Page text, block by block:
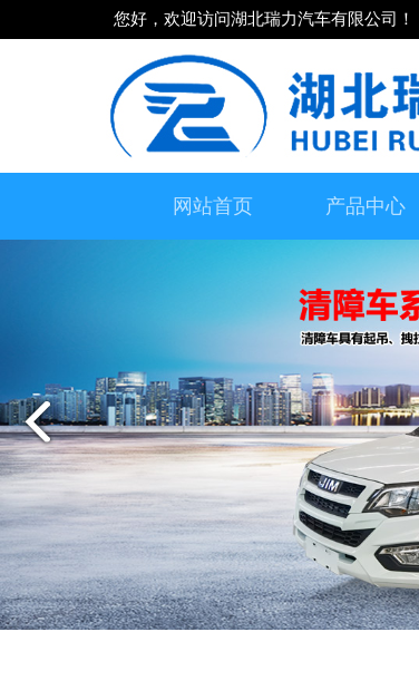
您好，欢迎访问湖北瑞力汽车有限公司！
网站首页 产品中心